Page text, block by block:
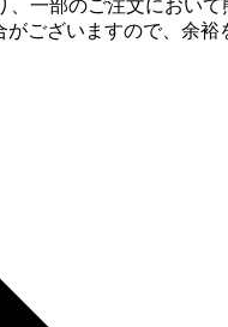
一部のご注文におい
ございますので、余裕